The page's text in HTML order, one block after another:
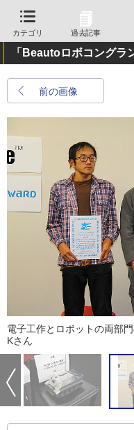
カテゴリ 過去記事
「Beautoロボコングラ
前の画像
電子工作とロボットの両部
Kさん